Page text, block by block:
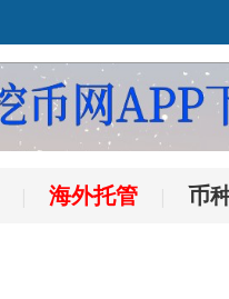
海外托管 币